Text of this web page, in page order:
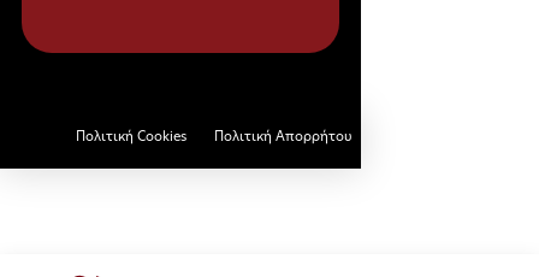
Πολιτική Cookies Πολιτική Απορρήτου